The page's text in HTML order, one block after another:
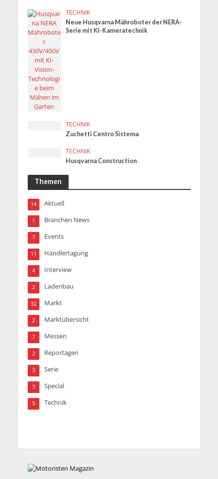
TECHNIK
Neue Husqvarna Mähroboter der NERA-
Serie mit KI-Kameratechnik
TECHNIK
Zuchetti Centro Sistema
TECHNIK
Husqvarna Construction
Themen
Aktuell
14
Branchen News
1
Events
7
Händlertagung
11
Interview
4
Ladenbau
2
Markt
32
Marktübersicht
2
Messen
7
Reportagen
2
Serie
3
Special
3
Technik
5